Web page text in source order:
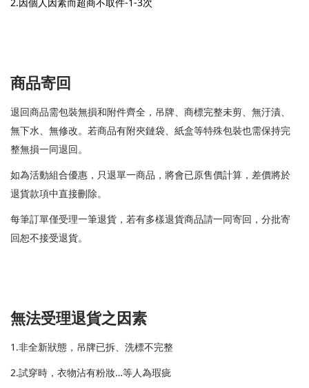
商品寄回
退回商品需包裝無損和附件齊全，吊牌、商標完整未剪、無汙漬、
無下水、無修改。若商品有附夾鏈袋、紙盒等特殊包裝也需保持完
整無損一同退回。
如為活動組合優惠，只退單一商品，將會已原售價計算，差價將於
退貨款項中直接刪除。
每筆訂單僅受理一筆退貨，若有多樣退貨商品請一同寄回，分批寄
回恕不接受退貨。
無法受理退貨之因素
1.非全新狀態，吊牌已拆、洗標不完整
2.試穿時，衣物沾有粉妝…等人為瑕疵